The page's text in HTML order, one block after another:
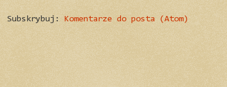
Subskrybuj: Komentarze do posta (Atom)